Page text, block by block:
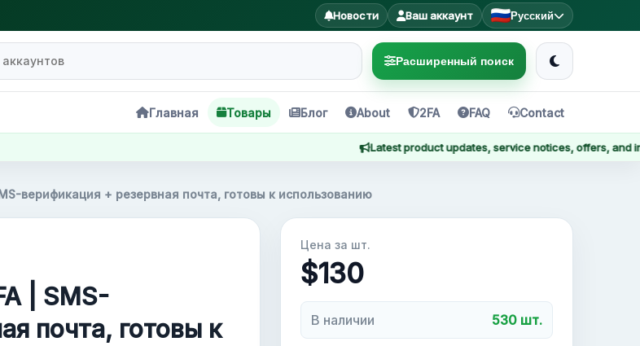
Новости Ваш аккаунт Русский
Расширенный поиск
Главная Товары Блог About 2FA FAQ Contact
Latest product updates, service notices, offers, and
верификация + резервная почта, готовы к использованию
| SMS-
почта, готовы к
Цена за шт.
$130
В наличии 530 шт.